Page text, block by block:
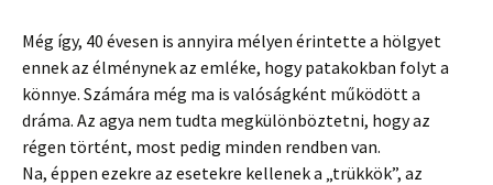
Még így, 40 évesen is annyira mélyen érintette a hölgyet
ennek az élménynek az emléke, hogy patakokban folyt a
könnye. Számára még ma is valóságként működött a
dráma. Az agya nem tudta megkülönböztetni, hogy az
régen történt, most pedig minden rendben van.
Na, éppen ezekre az esetekre kellenek a „trükkök”, az